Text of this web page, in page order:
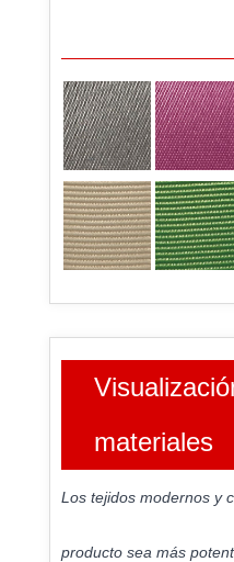
materiales
Los tejidos modernos y
producto sea más